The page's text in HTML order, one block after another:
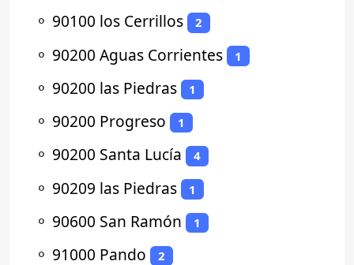
⚬ 90100 los Cerrillos 2
⚬ 90200 Aguas Corrientes 1
⚬ 90200 las Piedras 1
⚬ 90200 Progreso 1
⚬ 90200 Santa Lucía 4
⚬ 90209 las Piedras 1
⚬ 90600 San Ramón 1
⚬ 91000 Pando 2